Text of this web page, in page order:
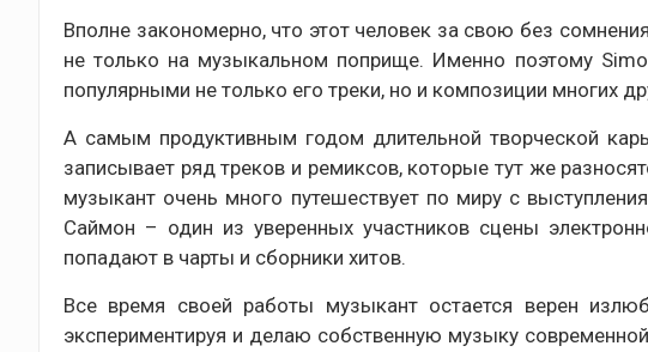
Вполне закономерно, что этот человек за свою без
не только на музыкальном поприще. Именно поэтому
популярными не только его треки, но и композиции многих
А самым продуктивным годом длительной творческой
записывает ряд треков и ремиксов, которые тут же
музыкант очень много путешествует по миру с
Саймон – один из уверенных участников сцены
попадают в чарты и сборники хитов.
Все время своей работы музыкант остается верен
экспериментируя и делаю собственную музыку